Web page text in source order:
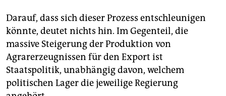
Darauf, dass sich dieser Prozess entschleunigen
könnte, deutet nichts hin. Im Gegenteil, die
massive Steigerung der Produktion von
Agrarerzeugnissen für den Export ist
Staatspolitik, unabhängig davon, welchem
politischen Lager die jeweilige Regierung